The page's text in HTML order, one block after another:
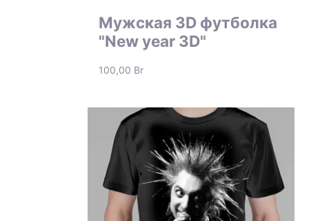
Мужская 3D футболка
"New year 3D"
100,00 Br